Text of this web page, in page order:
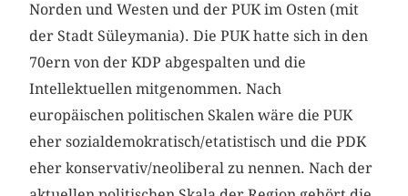
Norden und Westen und der PUK im Osten (mit
der Stadt Süleymania). Die PUK hatte sich in den
70ern von der KDP abgespalten und die
Intellektuellen mitgenommen. Nach
europäischen politischen Skalen wäre die PUK
eher sozial­demokratisch/etatistisch und die PDK
eher konservativ/neoliberal zu nennen. Nach der